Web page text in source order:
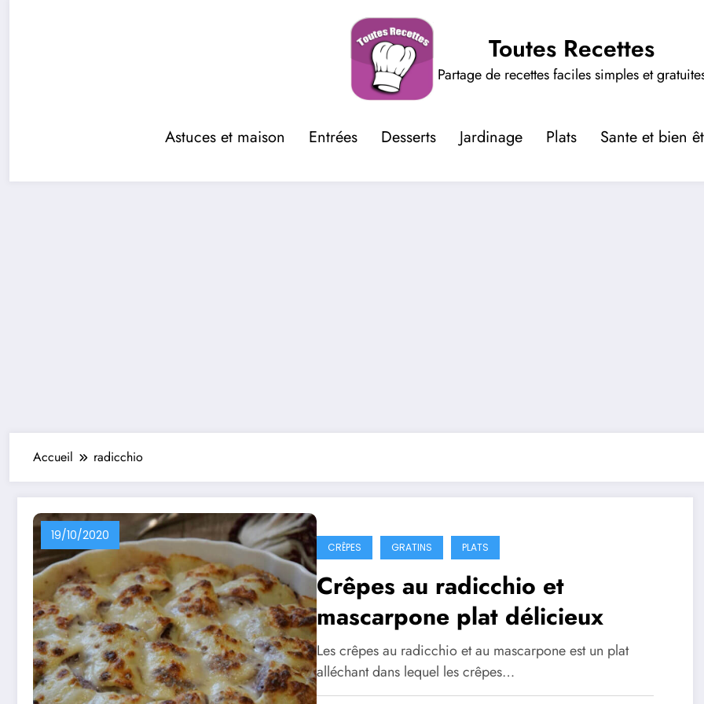
Toutes Recettes
Partage de recettes faciles simples et
Astuces et maison Entrées Desserts Jardinage Plats Sante et bien
Accueil radicchio
19/10/2020
CRÊPES GRATINS PLATS
Crêpes au radicchio et
mascarpone plat délicieux
Les crêpes au radicchio et au mascarpone est un plat
alléchant dans lequel les crêpes…